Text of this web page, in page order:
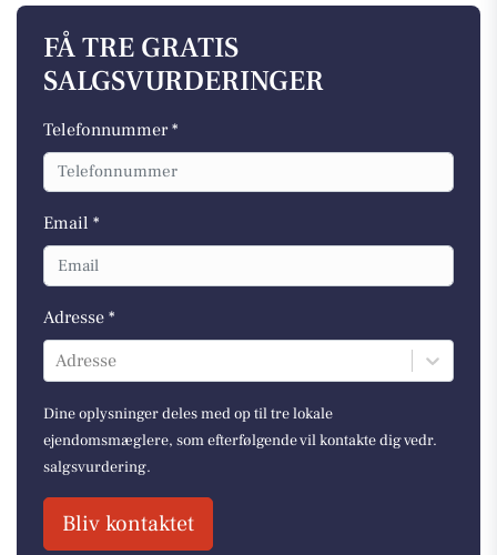
FÅ TRE GRATIS
SALGSVURDERINGER
Telefonnummer *
Email *
Adresse *
Adresse
Dine oplysninger deles med op til tre lokale
ejendomsmæglere, som efterfølgende vil kontakte dig vedr.
salgsvurdering.
Bliv kontaktet